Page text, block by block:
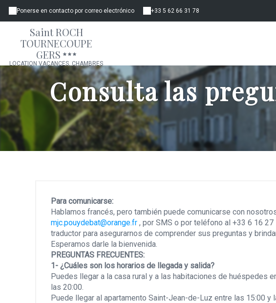
Ponerse en contacto por correo electrónico +33 5 62 66 31 78
Saint ROCH
TOURNECOUPE
GERS
LOCATION VACANCES, CHAMBRES
D'HÔTES, GÎTE, APPARTEMENT
Consulta las
Para comunicarse:
Hablamos francés, pero también puede comunicarse con
mjc.pouydebat@orange.fr , por SMS o por teléfono al +33 6 16
traductor para asegurarnos de comprender sus preguntas y
Esperamos darle la bienvenida.
PREGUNTAS FRECUENTES:
1- ¿Cuáles son los horarios de llegada y salida?
Puedes llegar a la casa rural y a las habitaciones de huéspedes
las 20:00.
Puede llegar al apartamento Saint-Jean-de-Luz entre las 15:00 y